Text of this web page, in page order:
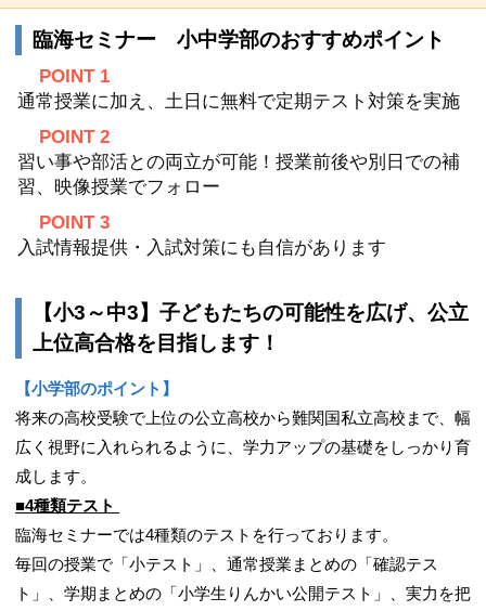
臨海セミナー 小中学部のおすすめポイント
POINT 1
通常授業に加え、土日に無料で定期テスト対策を実施
POINT 2
習い事や部活との両立が可能！授業前後や別日での補
習、映像授業でフォロー
POINT 3
入試情報提供・入試対策にも自信があります
【小3～中3】子どもたちの可能性を広げ、公立
上位高合格を目指します！
【小学部のポイント】
将来の高校受験で上位の公立高校から難関国私立高校まで、幅
広く視野に入れられるように、学力アップの基礎をしっかり育
成します。
■4種類テスト
臨海セミナーでは4種類のテストを行っております。
毎回の授業で「小テスト」、通常授業まとめの「確認テス
ト」、学期まとめの「小学生りんかい公開テスト」、実力を把